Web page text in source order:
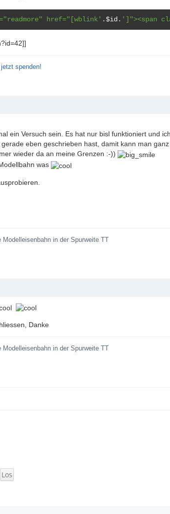
href="[wblink' . $id . ']"><span
jetzt spenden!
ein Versuch sein. Es hat nur bisl funktioniert und
eben geschrieben hast, damit kann man
wieder da an meine Grenzen :-))
was
in der Spurweite TT
Danke
in der Spurweite TT